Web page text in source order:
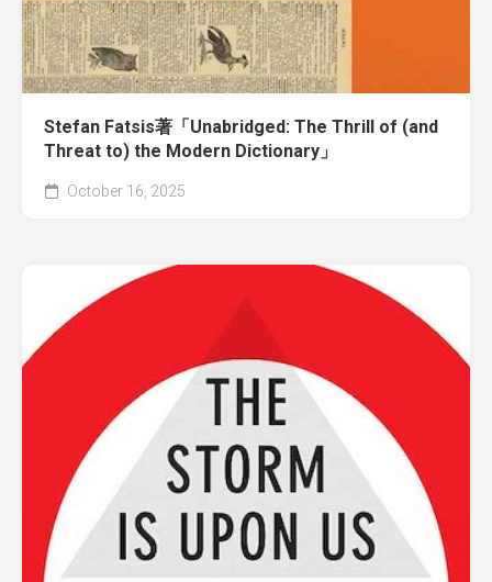
Stefan Fatsis著「Unabridged: The Thrill of (and
Threat to) the Modern Dictionary」
October 16, 2025